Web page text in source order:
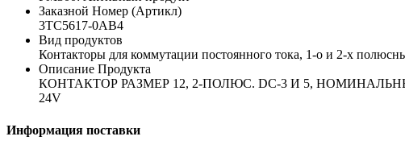
Заказной Номер (Артикл)
3TC5617-0AB4
Вид продуктов
Контакторы для коммутации постоянного тока, 1-о и 2-х
Описание Продукта
КОНТАКТОР РАЗМЕР 12, 2-ПОЛЮС. DC-3 И 5,
24V
Информация поставки